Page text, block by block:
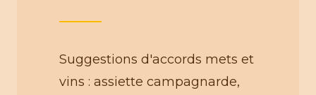
Suggestions d'accords mets et
vins : assiette campagnarde,